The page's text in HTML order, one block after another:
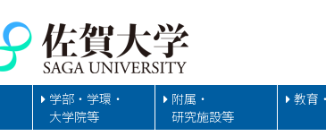
学部・学環・
大学院等
附属・
研究施設等
教育